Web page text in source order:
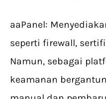
aaPanel:
seperti firewall,
Namun, sebagai
keamanan